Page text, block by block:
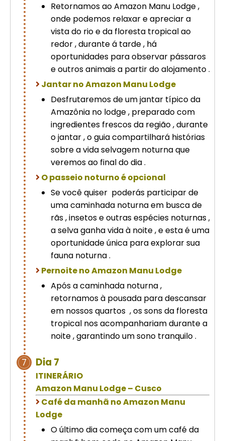
Retornamos ao Amazon Manu Lodge ,
onde podemos relaxar e apreciar a
vista do rio e da floresta tropical ao
redor , durante á tarde , há
oportunidades para observar pássaros
e outros animais a partir do alojamento .
Jantar no Amazon Manu Lodge
Desfrutaremos de um jantar típico da
Amazônia no lodge , preparado com
ingredientes frescos da região , durante
o jantar , o guia compartilhará histórias
sobre a vida selvagem noturna que
veremos ao final do dia .
O passeio noturno é opcional
Se você quiser poderás participar de
uma caminhada noturna em busca de
rãs , insetos e outras espécies noturnas ,
a selva ganha vida à noite , e esta é uma
oportunidade única para explorar sua
fauna noturna .
Pernoite no Amazon Manu Lodge
Após a caminhada noturna ,
retornamos à pousada para descansar
em nossos quartos , os sons da floresta
tropical nos acompanhariam durante a
noite , garantindo um sono tranquilo .
7 Dia 7
ITINERÁRIO
Amazon Manu Lodge – Cusco
Café da manhã no Amazon Manu
Lodge
O último dia começa com um café da